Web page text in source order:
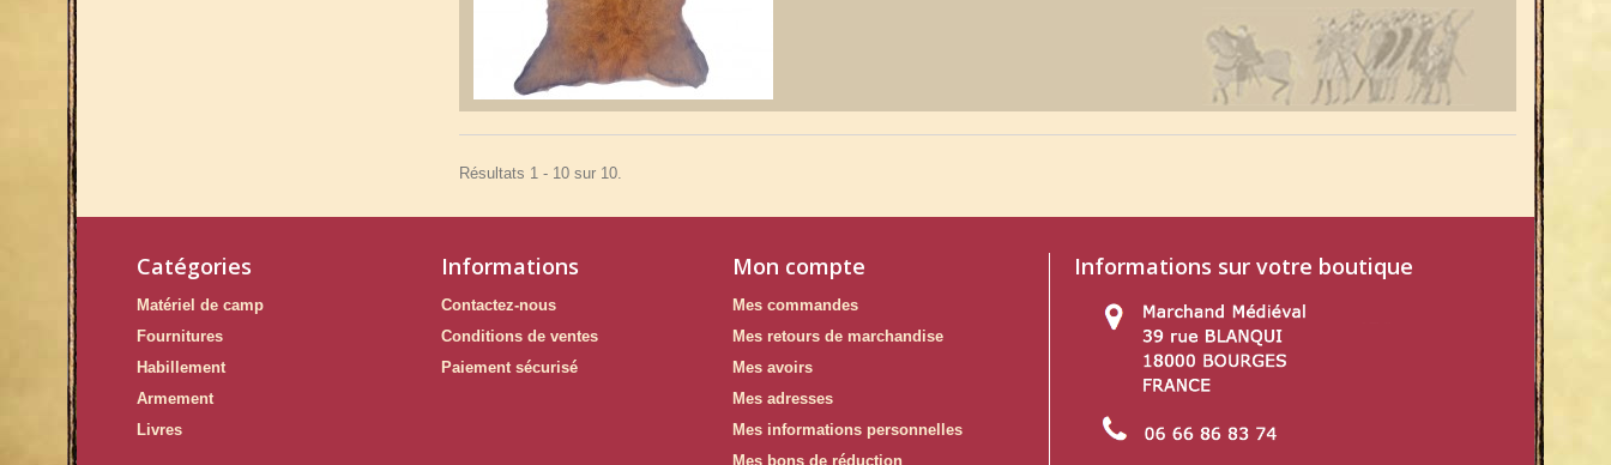
Résultats 1 - 10 sur 10.
Catégories
Matériel de camp
Fournitures
Habillement
Armement
Livres
Informations
Contactez-nous
Conditions de ventes
Paiement sécurisé
Mon compte
Mes commandes
Mes retours de marchandise
Mes avoirs
Mes adresses
Mes informations personnelles
Mes bons de réduction
Informations sur votre boutique